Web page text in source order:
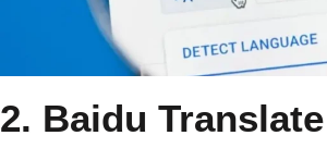
2. Baidu Translate